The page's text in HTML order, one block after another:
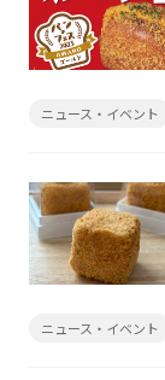
ニュース・イベント
ニュース・イベント